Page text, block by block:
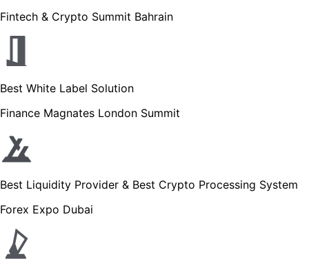
Fintech & Crypto Summit Bahrain
Best White Label Solution
Finance Magnates London Summit
Best Liquidity Provider & Best Crypto Processing System
Forex Expo Dubai